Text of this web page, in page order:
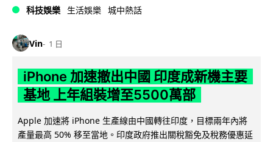
科技娛樂 生活娛樂 城中熱話
Vin 1 日
iPhone 加速撤出中國 印度成新機主要
基地 上年組裝增至5500萬部
Apple 加速將 iPhone 生產線由中國轉往印度，目標兩年內將
產量最高 50% 移至當地。印度政府推出關稅豁免及稅務優惠延